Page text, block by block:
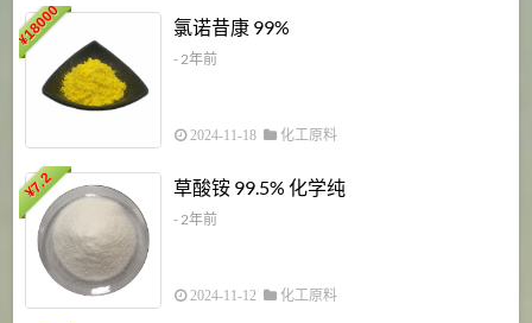
¥
18000 氯诺昔康 99%
- 2年前
2024-11-18 化工原料
¥
7.2 草酸铵 99.5% 化学纯
- 2年前
2024-11-12 化工原料